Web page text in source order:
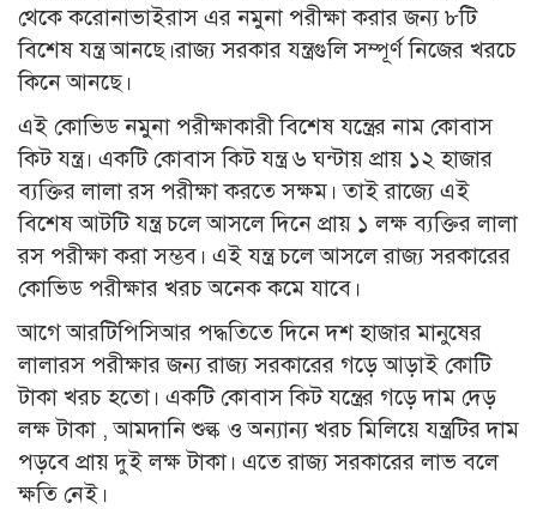
থেকে করোনাভাইরাস এর নমুনা পরীক্ষা করার জন্য ৮টি
বিশেষ যন্ত্র আনছে।রাজ্য সরকার যন্ত্রগুলি সম্পূর্ণ নিজের খরচে
কিনে আনছে।
এই কোভিড নমুনা পরীক্ষাকারী বিশেষ যন্ত্রের নাম কোবাস
কিট যন্ত্র। একটি কোবাস কিট যন্ত্র ৬ ঘন্টায় প্রায় ১২ হাজার
ব্যক্তির লালা রস পরীক্ষা করতে সক্ষম। তাই রাজ্যে এই
বিশেষ আটটি যন্ত্র চলে আসলে দিনে প্রায় ১ লক্ষ ব্যক্তির লালা
রস পরীক্ষা করা সম্ভব। এই যন্ত্র চলে আসলে রাজ্য সরকারের
কোভিড পরীক্ষার খরচ অনেক কমে যাবে।
আগে আরটিপিসিআর পদ্ধতিতে দিনে দশ হাজার মানুষের
লালারস পরীক্ষার জন্য রাজ্য সরকারের গড়ে আড়াই কোটি
টাকা খরচ হতো। একটি কোবাস কিট যন্ত্রের গড়ে দাম দেড়
লক্ষ টাকা , আমদানি শুল্ক ও অন্যান্য খরচ মিলিয়ে যন্ত্রটির দাম
পড়বে প্রায় দুই লক্ষ টাকা। এতে রাজ্য সরকারের লাভ বলে
ক্ষতি নেই।